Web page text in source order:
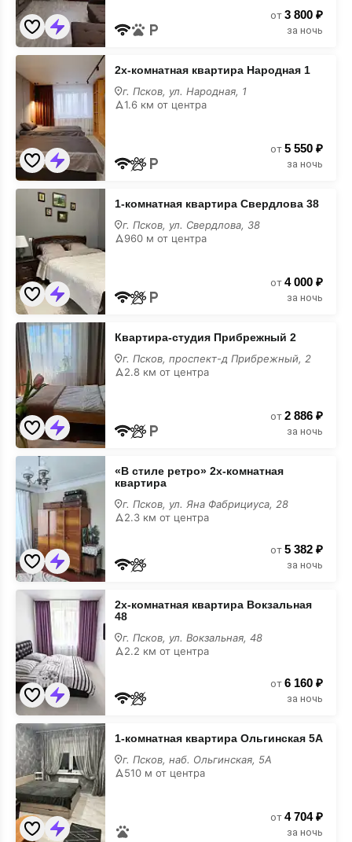
от 3 800 ₽
за ночь
2х-
комнатная
квартира
Народная
2х-комнатная квартира Народная 1
г. Псков, ул. Народная, 1
1.6 км от центра
от 5 550 ₽
за ночь
1-
комнатная
квартира
Свердлова
38
1-комнатная квартира Свердлова 38
г. Псков, ул. Свердлова, 38
960 м от центра
от 4 000 ₽
за ночь
Квартира-
студия
Прибрежный
2
Квартира-студия Прибрежный 2
г. Псков, проспект-д Прибрежный, 2
2.8 км от центра
от 2 886 ₽
за ночь
«В
стиле
ретро»
2х-
комнатная
квартира
«В стиле ретро» 2х-комнатная
квартира
г. Псков, ул. Яна Фабрициуса, 28
2.3 км от центра
от 5 382 ₽
за ночь
2х-
комнатная
квартира
Вокзальная
48
2х-комнатная квартира Вокзальная
48
г. Псков, ул. Вокзальная, 48
2.2 км от центра
от 6 160 ₽
за ночь
1-
комнатная
квартира
Ольгинская
5А
1-комнатная квартира Ольгинская 5А
г. Псков, наб. Ольгинская, 5А
510 м от центра
от 4 704 ₽
за ночь